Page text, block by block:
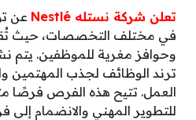
تعلن شركة نستله Nestlé
عن
في مختلف التخصصات، حيث
وحوافز مغرية للموظفين. يتم
ترند الوظائف لجذب المهتمين
العمل. تتيح هذه الفرص فرصًا
للتطوير المهني والانضمام إلى